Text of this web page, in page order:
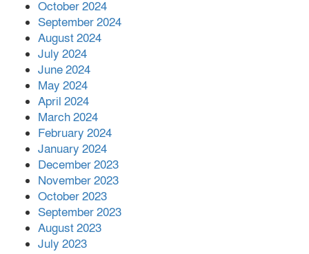
October 2024
September 2024
August 2024
July 2024
June 2024
May 2024
April 2024
March 2024
February 2024
January 2024
December 2023
November 2023
October 2023
September 2023
August 2023
July 2023